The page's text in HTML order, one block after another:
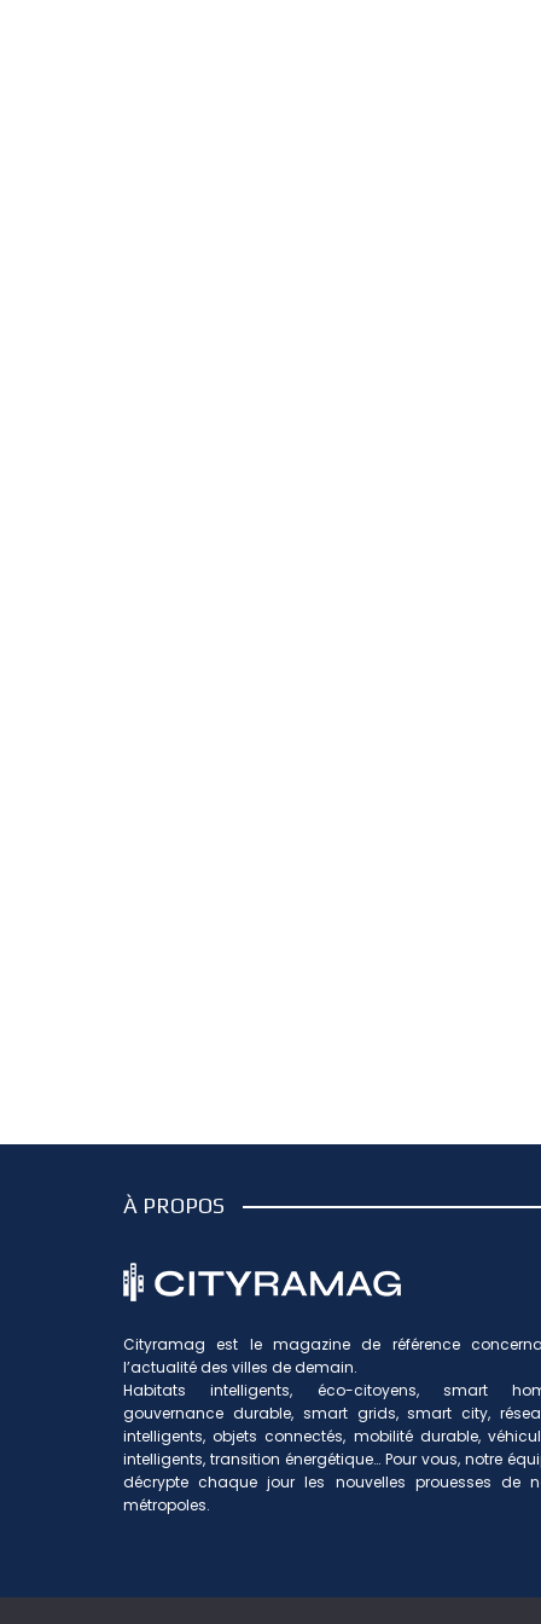
À PROPOS
Cityramag est le magazine de référence
l’actualité des villes de demain.
Habitats intelligents, éco-citoyens, smart
gouvernance durable, smart grids, smart city,
intelligents, objets connectés, mobilité durable,
intelligents, transition énergétique… Pour vous, notre
décrypte chaque jour les nouvelles prouesses de
métropoles.